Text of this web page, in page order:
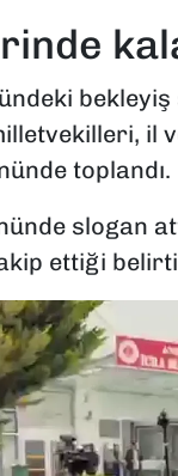
il
toplandı.
slogan
ettiği